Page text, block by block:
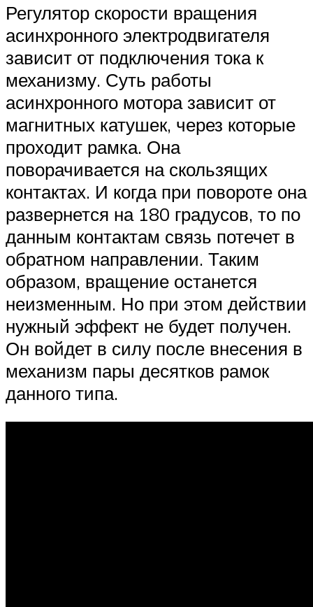
Регулятор скорости вращения
асинхронного электродвигателя
зависит от подключения тока к
механизму. Суть работы
асинхронного мотора зависит от
магнитных катушек, через которые
проходит рамка. Она
поворачивается на скользящих
контактах. И когда при повороте она
развернется на 180 градусов, то по
данным контактам связь потечет в
обратном направлении. Таким
образом, вращение останется
неизменным. Но при этом действии
нужный эффект не будет получен.
Он войдет в силу после внесения в
механизм пары десятков рамок
данного типа.